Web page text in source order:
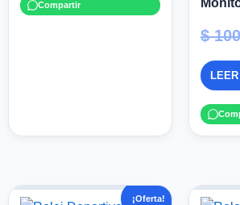
Compartir
$
¡Oferta!
El
El